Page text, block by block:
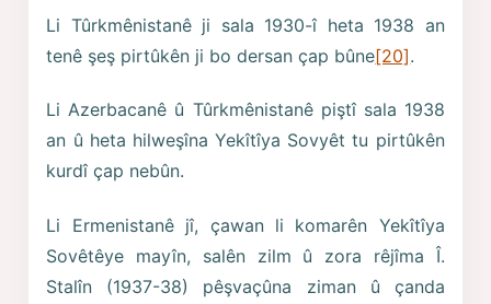
Li Tûrkmênistanê ji sala 1930-î heta 1938 an
tenê şeş pirtûkên ji bo dersan çap bûne[20].
Li Azerbacanê û Tûrkmênistanê piştî sala 1938
an û heta hilweşîna Yekîtîya Sovyêt tu pirtûkên
kurdî çap nebûn.
Li Ermenistanê jî, çawan li komarên Yekîtîya
Sovêtêye mayîn, salên zilm û zora rêjîma Î.
Stalîn (1937-38) pêşvaçûna ziman û çanda